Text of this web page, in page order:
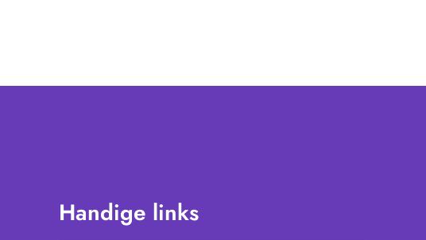
Handige links